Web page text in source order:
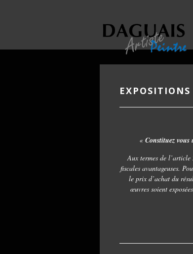
EXPOSITIONS
« Constituez vous
Aux termes de
fiscales avantageuses.
le prix d’achat du
œuvres soient